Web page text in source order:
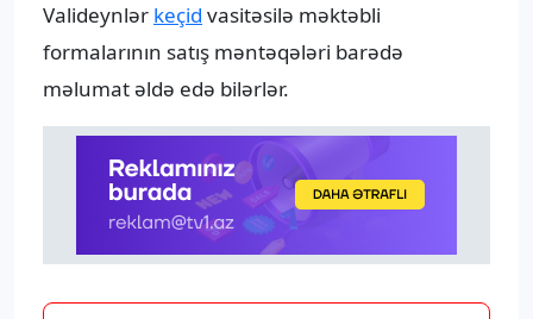
Valideynlər keçid vasitəsilə məktəbli
formalarının satış məntəqələri barədə
məlumat əldə edə bilərlər.